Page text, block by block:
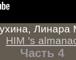
Линара
HIM 's
Часть 4